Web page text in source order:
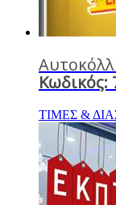
Κωδικός:
ΤΙΜΕΣ &